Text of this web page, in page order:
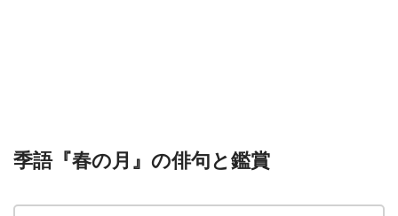
季語『春の月』の俳句と鑑賞